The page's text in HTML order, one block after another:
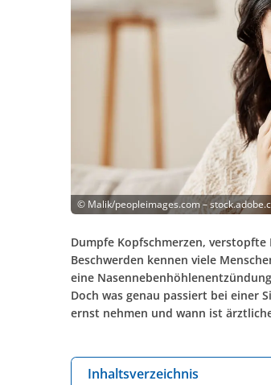
© Malik/peopleimages.com –
Dumpfe Kopfschmerzen,
Beschwerden kennen viele
eine
Doch was genau passiert bei einer
ernst nehmen und wann ist
Inhaltsverzeichnis